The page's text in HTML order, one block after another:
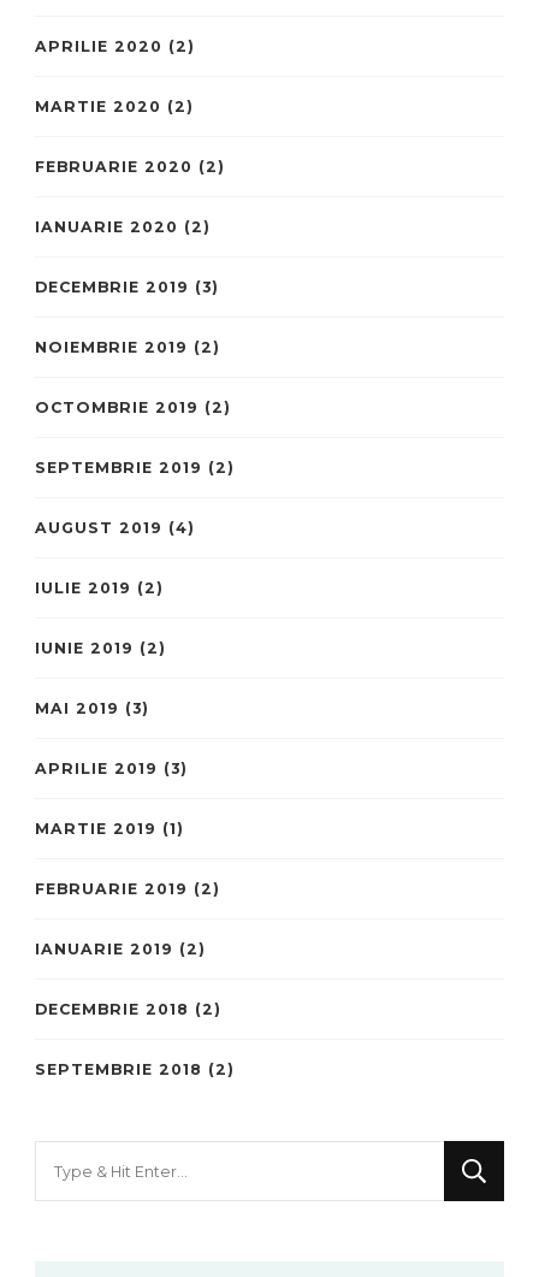
APRILIE 2020 (2)
MARTIE 2020 (2)
FEBRUARIE 2020 (2)
IANUARIE 2020 (2)
DECEMBRIE 2019 (3)
NOIEMBRIE 2019 (2)
OCTOMBRIE 2019 (2)
SEPTEMBRIE 2019 (2)
AUGUST 2019 (4)
IULIE 2019 (2)
IUNIE 2019 (2)
MAI 2019 (3)
APRILIE 2019 (3)
MARTIE 2019 (1)
FEBRUARIE 2019 (2)
IANUARIE 2019 (2)
DECEMBRIE 2018 (2)
SEPTEMBRIE 2018 (2)